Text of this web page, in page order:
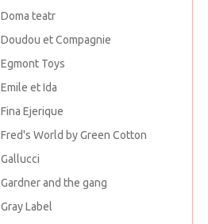
Doma teatr
Doudou et Compagnie
Egmont Toys
Emile et Ida
Fina Ejerique
Fred's World by Green Cotton
Gallucci
Gardner and the gang
Gray Label